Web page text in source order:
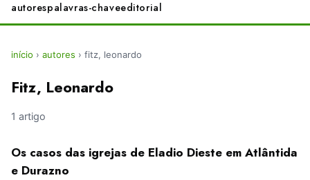
autorespalavras-chaveeditorial
início › autores › fitz, leonardo
Fitz, Leonardo
1 artigo
Os casos das igrejas de Eladio Dieste em Atlântida
e Durazno